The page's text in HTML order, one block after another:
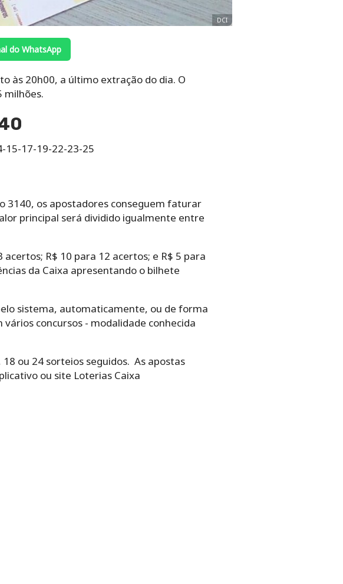
DCI
do WhatsApp
às 20h00, a último extração do dia. O
milhões.
15-17-19-22-23-25
3140, os apostadores conseguem faturar
principal será dividido igualmente entre
R$ 10 para 12 acertos; e R$ 5 para
da Caixa apresentando o bilhete
‌sistema,‌ ‌automaticamente,‌ ‌ou‌ ‌de‌ ‌forma‌
‌concursos -‌ ‌modalidade‌ ‌conhecida‌
‌ou‌ ‌24‌ ‌sorteios seguidos.‌ ‌ As apostas
ou site Loterias Caixa